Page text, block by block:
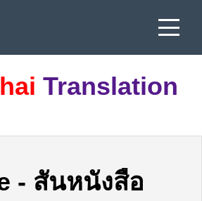
Translation
- สันหนังสือ